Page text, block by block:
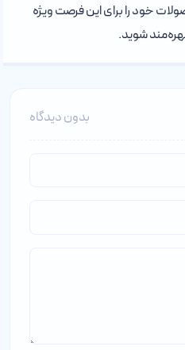
خود را برای این فرصت ویژه
شوید.
بدون دیدگاه